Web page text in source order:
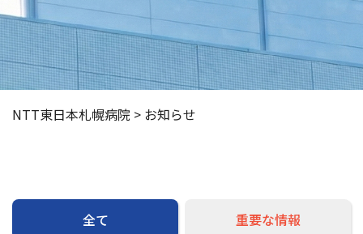
医療・介護関係の方
採用情報
NTT東日本札幌病院 > お知らせ
全て 重要な情報